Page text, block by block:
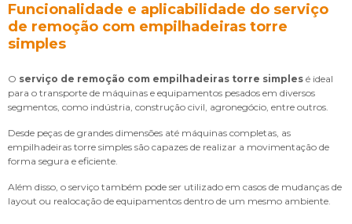
Funcionalidade e aplicabilidade do serviço
de remoção com empilhadeiras torre
simples
O serviço de remoção com empilhadeiras torre simples é ideal
para o transporte de máquinas e equipamentos pesados em diversos
segmentos, como indústria, construção civil, agronegócio, entre outros.
Desde peças de grandes dimensões até máquinas completas, as
empilhadeiras torre simples são capazes de realizar a movimentação de
forma segura e eficiente.
Além disso, o serviço também pode ser utilizado em casos de mudanças de
layout ou realocação de equipamentos dentro de um mesmo ambiente.